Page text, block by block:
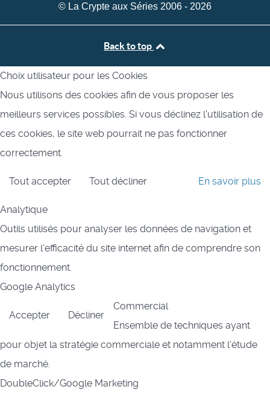
© La Crypte aux Séries 2006 - 2026
Back to top
Choix utilisateur pour les Cookies
Nous utilisons des cookies afin de vous proposer les
meilleurs services possibles. Si vous déclinez l'utilisation de
ces cookies, le site web pourrait ne pas fonctionner
correctement.
Tout accepter Tout décliner En savoir plus
Analytique
Outils utilisés pour analyser les données de navigation et
mesurer l'efficacité du site internet afin de comprendre son
fonctionnement.
Google Analytics
Accepter Décliner
Commercial
Ensemble de techniques ayant
pour objet la stratégie commerciale et notamment l'étude
de marché.
DoubleClick/Google Marketing